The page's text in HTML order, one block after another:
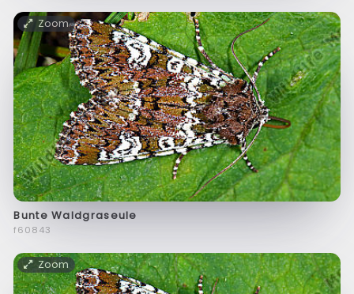
Zoom
Bunte Waldgraseule
f60843
Zoom